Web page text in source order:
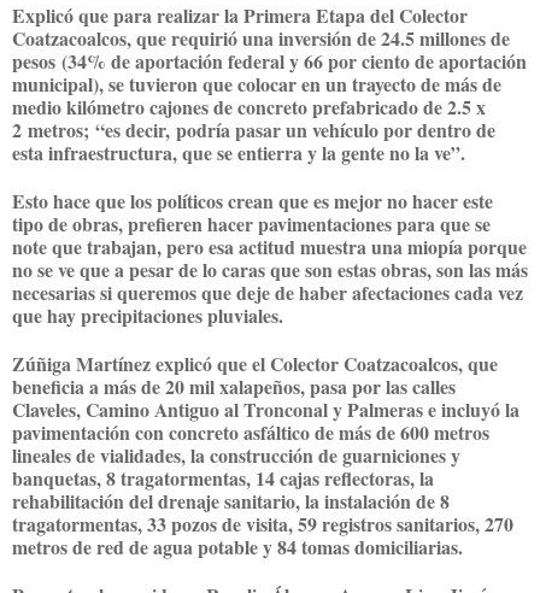
Explicó que para realizar la Primera Etapa del Colector
Coatzacoalcos, que requirió una inversión de 24.5 millones de
pesos (34% de aportación federal y 66 por ciento de aportación
municipal), se tuvieron que colocar en un trayecto de más de
medio kilómetro cajones de concreto prefabricado de 2.5 x
2 metros; “es decir, podría pasar un vehículo por dentro de
esta infraestructura, que se entierra y la gente no la ve”.
Esto hace que los políticos crean que es mejor no hacer este
tipo de obras, prefieren hacer pavimentaciones para que se
note que trabajan, pero esa actitud muestra una miopía porque
no se ve que a pesar de lo caras que son estas obras, son las más
necesarias si queremos que deje de haber afectaciones cada vez
que hay precipitaciones pluviales.
Zúñiga Martínez explicó que el Colector Coatzacoalcos, que
beneficia a más de 20 mil xalapeños, pasa por las calles
Claveles, Camino Antiguo al Tronconal y Palmeras e incluyó la
pavimentación con concreto asfáltico de más de 600 metros
lineales de vialidades, la construcción de guarniciones y
banquetas, 8 tragatormentas, 14 cajas reflectoras, la
rehabilitación del drenaje sanitario, la instalación de 8
tragatormentas, 33 pozos de visita, 59 registros sanitarios, 270
metros de red de agua potable y 84 tomas domiciliarias.